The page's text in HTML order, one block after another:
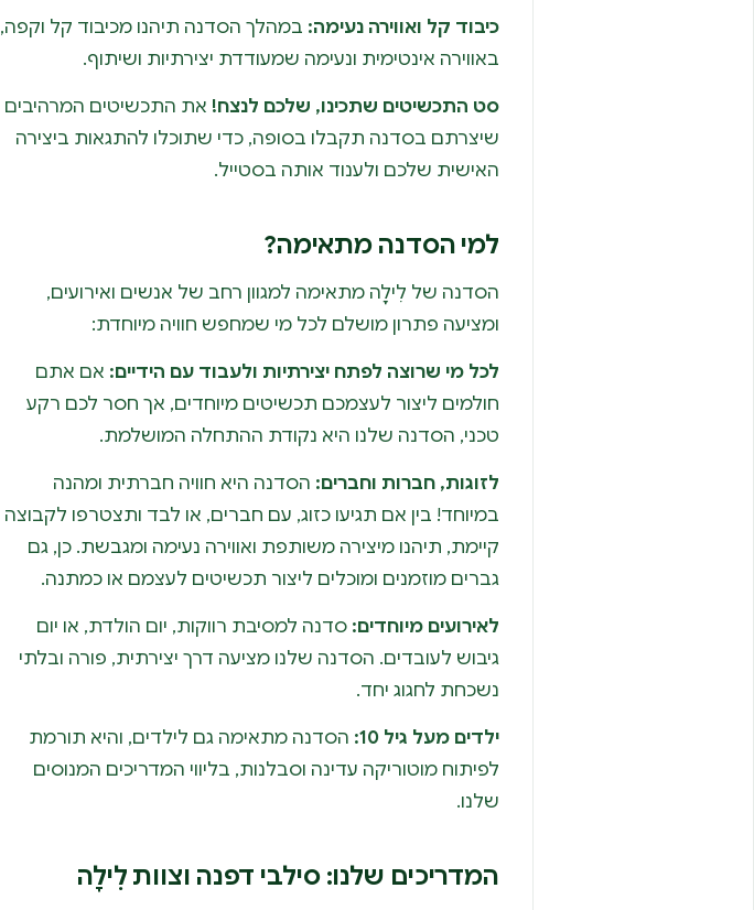
כיבוד קל ואווירה נעימה: במהלך הסדנה תיהנו מכיבוד קל וקפה,
באווירה אינטימית ונעימה שמעודדת יצירתיות ושיתוף.
סט התכשיטים שתכינו, שלכם לנצח! את התכשיטים המרהיבים
שיצרתם בסדנה תקבלו בסופה, כדי שתוכלו להתגאות ביצירה
האישית שלכם ולענוד אותה בסטייל.
למי הסדנה מתאימה?
הסדנה של לִילָה מתאימה למגוון רחב של אנשים ואירועים,
ומציעה פתרון מושלם לכל מי שמחפש חוויה מיוחדת:
לכל מי שרוצה לפתח יצירתיות ולעבוד עם הידיים: אם אתם
חולמים ליצור לעצמכם תכשיטים מיוחדים, אך חסר לכם רקע
טכני, הסדנה שלנו היא נקודת ההתחלה המושלמת.
לזוגות, חברות וחברים: הסדנה היא חוויה חברתית ומהנה
במיוחד! בין אם תגיעו כזוג, עם חברים, או לבד ותצטרפו לקבוצה
קיימת, תיהנו מיצירה משותפת ואווירה נעימה ומגבשת. כן, גם
גברים מוזמנים ומוכלים ליצור תכשיטים לעצמם או כמתנה.
לאירועים מיוחדים: סדנה למסיבת רווקות, יום הולדת, או יום
גיבוש לעובדים. הסדנה שלנו מציעה דרך יצירתית, פורה ובלתי
נשכחת לחגוג יחד.
ילדים מעל גיל 10:
הסדנה מתאימה גם לילדים, והיא תורמת
לפיתוח מוטוריקה עדינה וסבלנות, בליווי המדריכים המנוסים
שלנו.
המדריכים שלנו: סילבי דפנה וצוות לִילָה